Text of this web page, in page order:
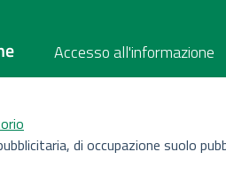
Accesso all'informazione
di occupazione suolo